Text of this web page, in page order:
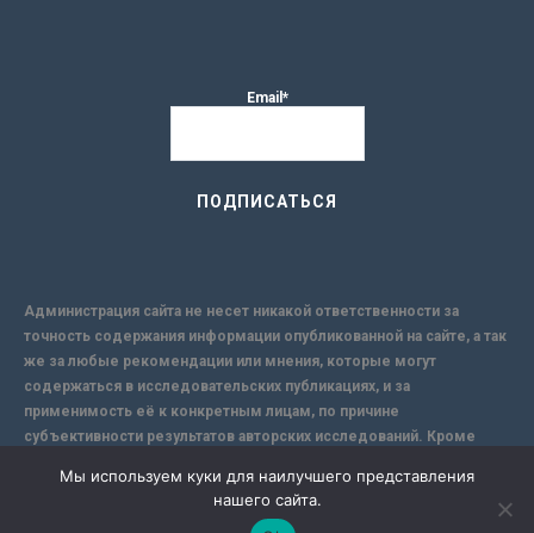
Email*
Администрация сайта не несет никакой ответственности за
точность содержания информации опубликованной на сайте, а так
же за любые рекомендации или мнения, которые могут
содержаться в исследовательских публикациях, и за
применимость её к конкретным лицам, по причине
субъективности результатов авторских исследований. Кроме
надежной защиты информации, Сайт не несет ответственности за
Мы используем куки для наилучшего представления
нашего сайта.